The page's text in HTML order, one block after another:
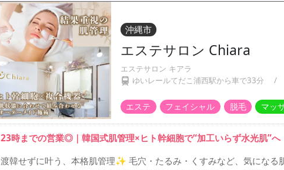
エステ フェイシャル 脱毛 マッ
沖縄市
エステサロン Chiara
エステサロン キアラ
ゆいレールてだこ浦西駅から車で33分
/
23時までの営業◎｜韓国式肌管理×ヒト幹細胞で“加工いらず水光肌”へ
渡韓せずに叶う、本格肌管理✨ 毛穴・たるみ・くすみなど、気になる